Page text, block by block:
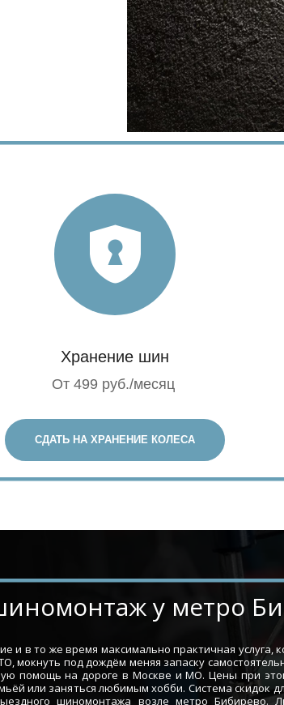
Хранение шин
От 499 руб./месяц
СДАТЬ НА ХРАНЕНИЕ КОЛЕСА
у метро
в то же время максимально практичная услуга,
мокнуть под дождём меняя запаску
помощь на дороге в Москве и МО. Цены при
или заняться любимым хобби. Система скидок
шиномонтажа возле метро Бибирево.